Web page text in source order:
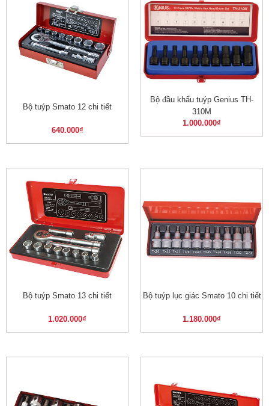
Bộ tuýp Smato 12 chi tiết
640.000₫
Bộ đầu khẩu tuýp Genius TH-
310M
1.000.000₫
Bộ tuýp Smato 13 chi tiết
1.020.000₫
Bộ tuýp lục giác Smato 10 chi tiết
1.180.000₫